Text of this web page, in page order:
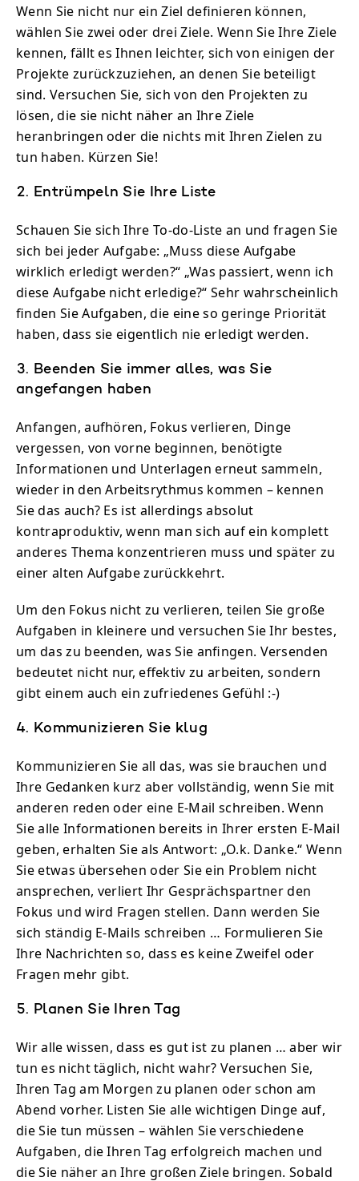
Wenn Sie nicht nur ein Ziel definieren können,
wählen Sie zwei oder drei Ziele. Wenn Sie Ihre Ziele
kennen, fällt es Ihnen leichter, sich von einigen der
Projekte zurückzuziehen, an denen Sie beteiligt
sind. Versuchen Sie, sich von den Projekten zu
lösen, die sie nicht näher an Ihre Ziele
heranbringen oder die nichts mit Ihren Zielen zu
tun haben. Kürzen Sie!
2. Entrümpeln Sie Ihre Liste
Schauen Sie sich Ihre To-do-Liste an und fragen Sie
sich bei jeder Aufgabe: „Muss diese Aufgabe
wirklich erledigt werden?“ „Was passiert, wenn ich
diese Aufgabe nicht erledige?“ Sehr wahrscheinlich
finden Sie Aufgaben, die eine so geringe Priorität
haben, dass sie eigentlich nie erledigt werden.
3. Beenden Sie immer alles, was Sie
angefangen haben
Anfangen, aufhören, Fokus verlieren, Dinge
vergessen, von vorne beginnen, benötigte
Informationen und Unterlagen erneut sammeln,
wieder in den Arbeitsrythmus kommen – kennen
Sie das auch? Es ist allerdings absolut
kontraproduktiv, wenn man sich auf ein komplett
anderes Thema konzentrieren muss und später zu
einer alten Aufgabe zurückkehrt.
Um den Fokus nicht zu verlieren, teilen Sie große
Aufgaben in kleinere und versuchen Sie Ihr bestes,
um das zu beenden, was Sie anfingen. Versenden
bedeutet nicht nur, effektiv zu arbeiten, sondern
gibt einem auch ein zufriedenes Gefühl :-)
4. Kommunizieren Sie klug
Kommunizieren Sie all das, was sie brauchen und
Ihre Gedanken kurz aber vollständig, wenn Sie mit
anderen reden oder eine E-Mail schreiben. Wenn
Sie alle Informationen bereits in Ihrer ersten E-Mail
geben, erhalten Sie als Antwort: „O.k. Danke.“ Wenn
Sie etwas übersehen oder Sie ein Problem nicht
ansprechen, verliert Ihr Gesprächspartner den
Fokus und wird Fragen stellen. Dann werden Sie
sich ständig E-Mails schreiben … Formulieren Sie
Ihre Nachrichten so, dass es keine Zweifel oder
Fragen mehr gibt.
5. Planen Sie Ihren Tag
Wir alle wissen, dass es gut ist zu planen … aber wir
tun es nicht täglich, nicht wahr? Versuchen Sie,
Ihren Tag am Morgen zu planen oder schon am
Abend vorher. Listen Sie alle wichtigen Dinge auf,
die Sie tun müssen – wählen Sie verschiedene
Aufgaben, die Ihren Tag erfolgreich machen und
die Sie näher an Ihre großen Ziele bringen. Sobald